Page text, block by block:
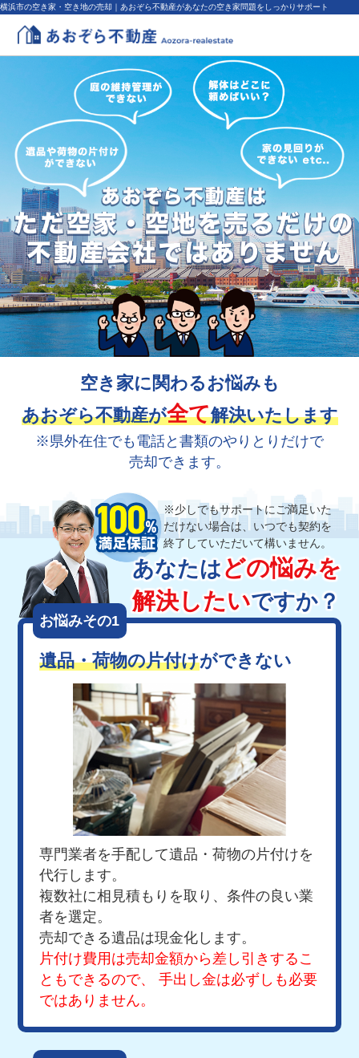
横浜市の空き家・空き地の売却｜あおぞら不動産があなたの空き家問題をしっかりサポート
空き家に関わるお悩みも
あおぞら不動産が全て解決いたします
※県外在住でも電話と書類のやりとりだけで
売却できます。
※少しでもサポートにご満足いた
だけない場合は、 いつでも契約を
終了していただいて構いません。
あなたはどの悩みを
解決したいですか？
お悩みその1
遺品・荷物の片付けができない
専門業者を手配して遺品・荷物の片付けを
代行します。
複数社に相見積もりを取り、条件の良い業
者を選定。
売却できる遺品は現金化します。
片付け費用は売却金額から差し引きするこ
ともできるので、
手出し金は必ずしも必要
ではありません。